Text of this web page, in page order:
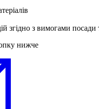
згідно з вимогами
нижче